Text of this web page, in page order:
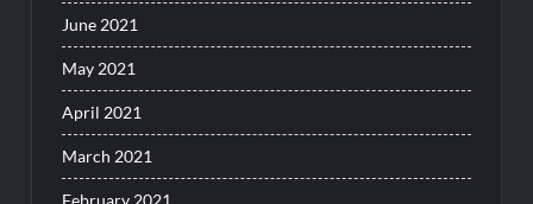
June 2021
May 2021
April 2021
March 2021
February 2021